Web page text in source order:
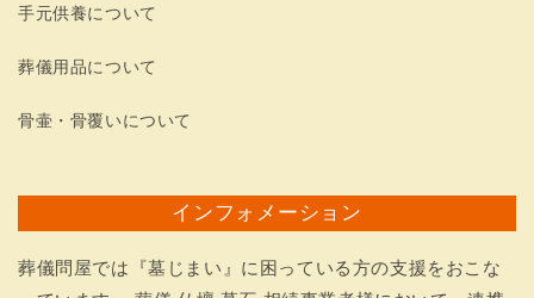
手元供養について
葬儀用品について
骨壷・骨覆いについて
インフォメーション
葬儀問屋では『墓じまい』に困っている方の支援をおこな